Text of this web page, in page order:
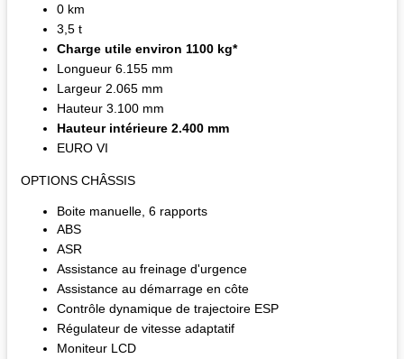
0 km
3,5 t
Charge utile environ 1100 kg*
Longueur 6.155 mm
Largeur 2.065 mm
Hauteur 3.100 mm
Hauteur intérieure 2.400 mm
EURO VI
OPTIONS CHÂSSIS
Boite manuelle, 6 rapports
ABS
ASR
Assistance au freinage d'urgence
Assistance au démarrage en côte
Contrôle dynamique de trajectoire ESP
Régulateur de vitesse adaptatif
Moniteur LCD